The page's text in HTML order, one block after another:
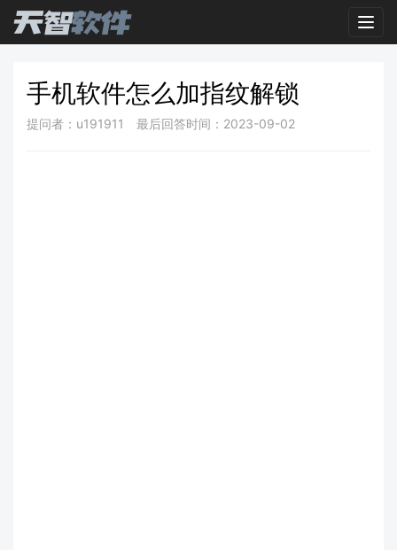
手机软件怎么加指纹解锁
提问者：u191911 最后回答时间：2023-09-02